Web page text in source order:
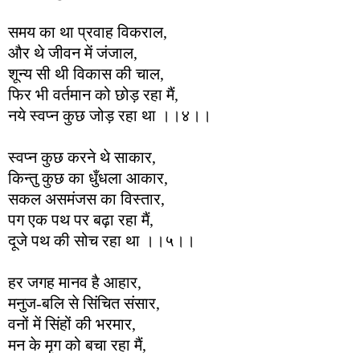
समय का था प्रवाह विकराल,
और थे जीवन में जंजाल,
शून्य सी थी विकास की चाल,
फिर भी वर्तमान को छोड़ रहा मैं,
नये स्वप्न कुछ जोड़ रहा था ।।४।।
स्वप्न कुछ करने थे साकार,
किन्तु कुछ का धुँधला आकार,
सकल असमंजस का विस्तार,
पग एक पथ पर बढ़ा रहा मैं,
दूजे पथ की सोच रहा था ।।५।।
हर जगह मानव है आहार,
मनुज-बलि से सिंचित संसार,
वनों में सिंहों की भरमार,
मन के मृग को बचा रहा मैं,